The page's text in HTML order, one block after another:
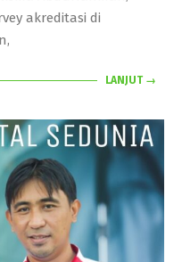
akreditasi di
LANJUT →